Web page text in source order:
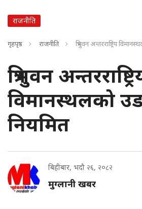
राजनीति
गृहपृष्ठ राजनीति त्रिभुवन अन्तरराष्ट्रिय
त्रिभुवन
विमानस्थलको
नियमित
बिहीबार, भदौ २६, २०८२
मुग्लानी खबर